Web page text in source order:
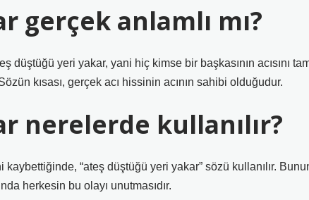
gerçek anlamlı mı?
düştüğü yeri yakar, yani hiç kimse bir başkasının acısını
kısası, gerçek acı hissinin acının sahibi olduğudur.
nerelerde kullanılır?
“ateş düştüğü yeri yakar” sözü kullanılır.
herkesin bu olayı unutmasıdır.